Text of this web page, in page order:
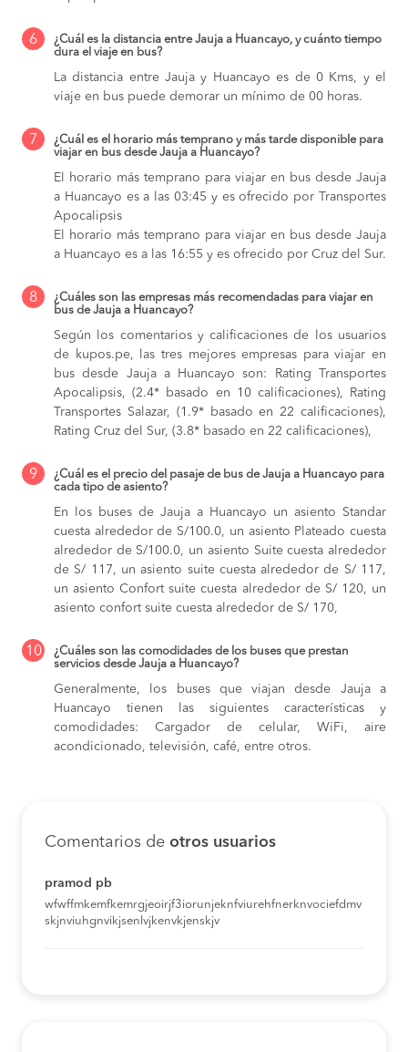
6
¿Cuál es la distancia entre Jauja a Huancayo, y cuánto tiempo
dura el viaje en bus?
La distancia entre Jauja y Huancayo es de 0 Kms, y el
viaje en bus puede demorar un mínimo de 00 horas.
7
¿Cuál es el horario más temprano y más tarde disponible para
viajar en bus desde Jauja a Huancayo?
El horario más temprano para viajar en bus desde Jauja
a Huancayo es a las 03:45 y es ofrecido por Transportes
Apocalipsis
El horario más temprano para viajar en bus desde Jauja
a Huancayo es a las 16:55 y es ofrecido por Cruz del Sur.
8
¿Cuáles son las empresas más recomendadas para viajar en
bus de Jauja a Huancayo?
Según los comentarios y calificaciones de los usuarios
de kupos.pe, las tres mejores empresas para viajar en
bus desde Jauja a Huancayo son: Rating Transportes
Apocalipsis, (2.4* basado en 10 calificaciones), Rating
Transportes Salazar, (1.9* basado en 22 calificaciones),
Rating Cruz del Sur, (3.8* basado en 22 calificaciones),
9
¿Cuál es el precio del pasaje de bus de Jauja a Huancayo para
cada tipo de asiento?
En los buses de Jauja a Huancayo un asiento Standar
cuesta alrededor de S/100.0, un asiento Plateado cuesta
alrededor de S/100.0, un asiento Suite cuesta alrededor
de S/ 117, un asiento suite cuesta alrededor de S/ 117,
un asiento Confort suite cuesta alrededor de S/ 120, un
asiento confort suite cuesta alrededor de S/ 170,
10
¿Cuáles son las comodidades de los buses que prestan
servicios desde Jauja a Huancayo?
Generalmente, los buses que viajan desde Jauja a
Huancayo tienen las siguientes características y
comodidades: Cargador de celular, WiFi, aire
acondicionado, televisión, café, entre otros.
Comentarios de otros usuarios
pramod pb
wfwffmkemfkemrgjeoirjf3iorunjeknfviurehfnerknvociefdmv
skjnviuhgnvikjsenlvjkenvkjenskjv